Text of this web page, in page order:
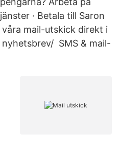
· Betala till Saron
mail-utskick direkt i
SMS & mail-